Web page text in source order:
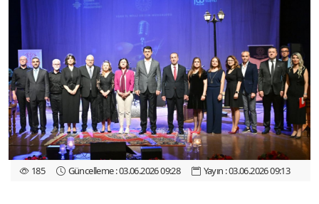
185 Güncelleme : 03.06.2026 09:28 Yayın : 03.06.2026 09:13